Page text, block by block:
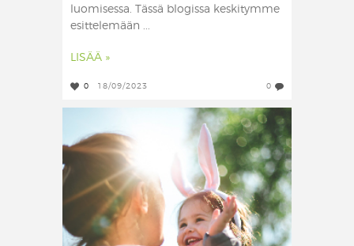
luomisessa. Tässä blogissa keskitymme
esittelemään ...
LISÄÄ »
0 18/09/2023 0